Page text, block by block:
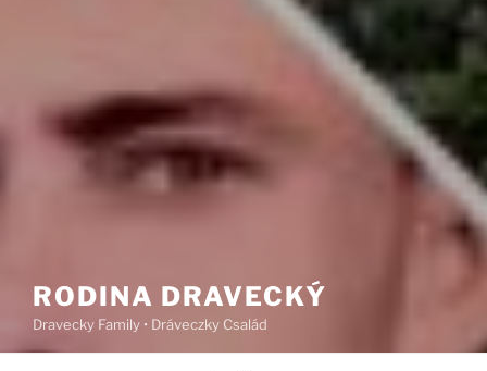
RODINA DRAVECKÝ
Dravecky Family • Dráveczky Család